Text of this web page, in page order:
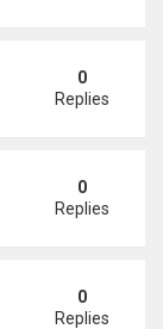
vì tai nạn xe
0
Replies
tình yêu'
0
Replies
400 triệu đồng/
0
Replies